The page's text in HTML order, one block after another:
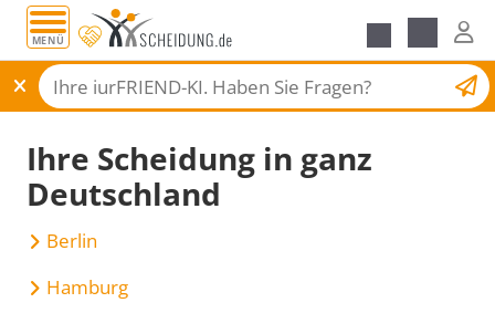
MENÜ
Scheidungsantrag
Ihre Scheidung in ganz
Deutschland
Berlin
Hamburg